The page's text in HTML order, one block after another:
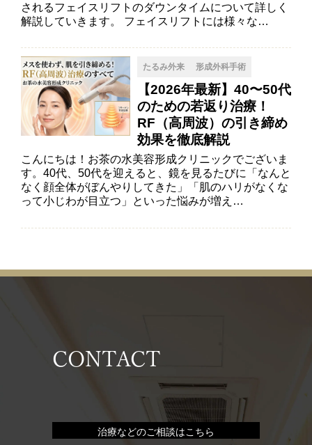
されるフェイスリフトのダウンタイムについて詳しく
解説していきます。 フェイスリフトには様々な…
たるみ外来 形成外科手術
【2026年最新】40〜50代
のための若返り治療！
RF（高周波）の引き締め
効果を徹底解説
こんにちは！お茶の水美容形成クリニックでございま
す。40代、50代を迎えると、鏡を見るたびに「なんと
なく顔全体がぼんやりしてきた」「肌のハリがなくな
って小じわが目立つ」といった悩みが増え…
CONTACT
治療などのご相談はこちら